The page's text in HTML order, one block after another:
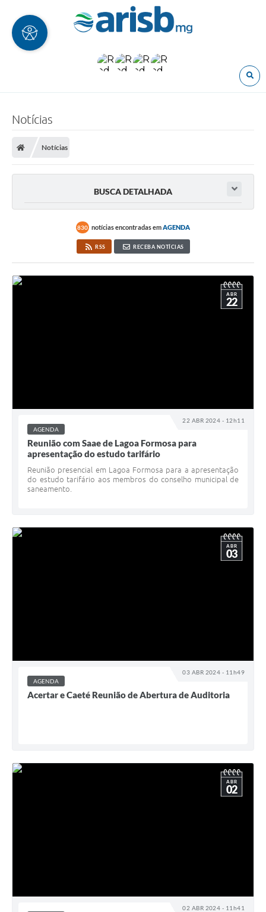
Notícias
Notícias
BUSCA DETALHADA
830 notícias encontradas emAGENDA
RSS RECEBA NOTÍCIAS
22 ABR 2024 - 12h11
ABR
22
AGENDA
Reunião com Saae de Lagoa Formosa para
apresentação do estudo tarifário
Reunião presencial em Lagoa Formosa para a apresentação
do estudo tarifário aos membros do conselho municipal de
saneamento.
03 ABR 2024 - 11h49
ABR
03
AGENDA
Acertar e Caeté Reunião de Abertura de Auditoria
02 ABR 2024 - 11h41
ABR
02